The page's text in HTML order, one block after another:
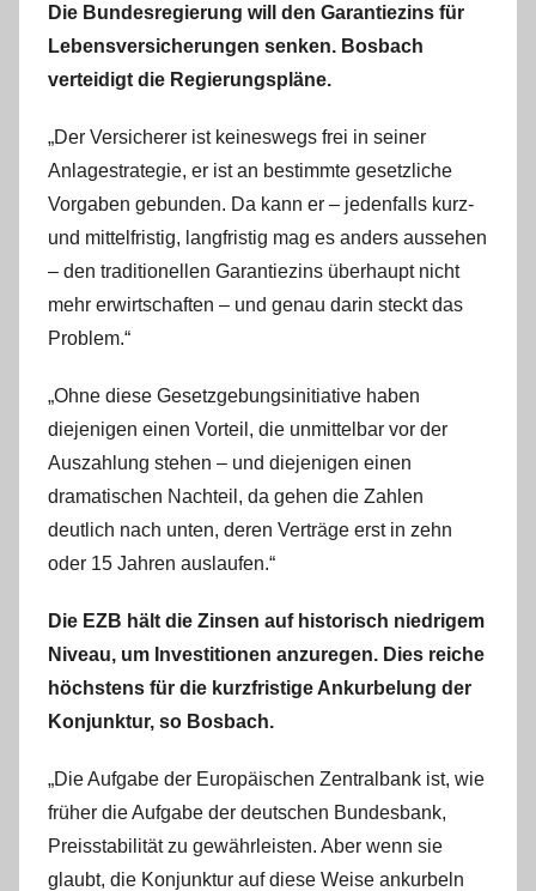
Die Bundesregierung will den Garantiezins für
Lebensversicherungen senken. Bosbach
verteidigt die Regierungspläne.
„Der Versicherer ist keineswegs frei in seiner
Anlagestrategie, er ist an bestimmte gesetzliche
Vorgaben gebunden. Da kann er – jedenfalls kurz-
und mittelfristig, langfristig mag es anders aussehen
– den traditionellen Garantiezins überhaupt nicht
mehr erwirtschaften – und genau darin steckt das
Problem.“
„Ohne diese Gesetzgebungsinitiative haben
diejenigen einen Vorteil, die unmittelbar vor der
Auszahlung stehen – und diejenigen einen
dramatischen Nachteil, da gehen die Zahlen
deutlich nach unten, deren Verträge erst in zehn
oder 15 Jahren auslaufen.“
Die EZB hält die Zinsen auf historisch niedrigem
Niveau, um Investitionen anzuregen. Dies reiche
höchstens für die kurzfristige Ankurbelung der
Konjunktur, so Bosbach.
„Die Aufgabe der Europäischen Zentralbank ist, wie
früher die Aufgabe der deutschen Bundesbank,
Preisstabilität zu gewährleisten. Aber wenn sie
glaubt, die Konjunktur auf diese Weise ankurbeln